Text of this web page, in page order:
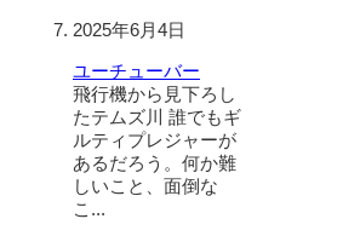
2025年6月4日
ユーチューバー
飛行機から見下ろし
たテムズ川 誰でもギ
ルティプレジャーが
あるだろう。何か難
しいこと、面倒な
こ...